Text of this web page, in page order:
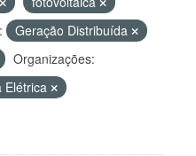
Geração Distribuída
Organizações:
Elétrica